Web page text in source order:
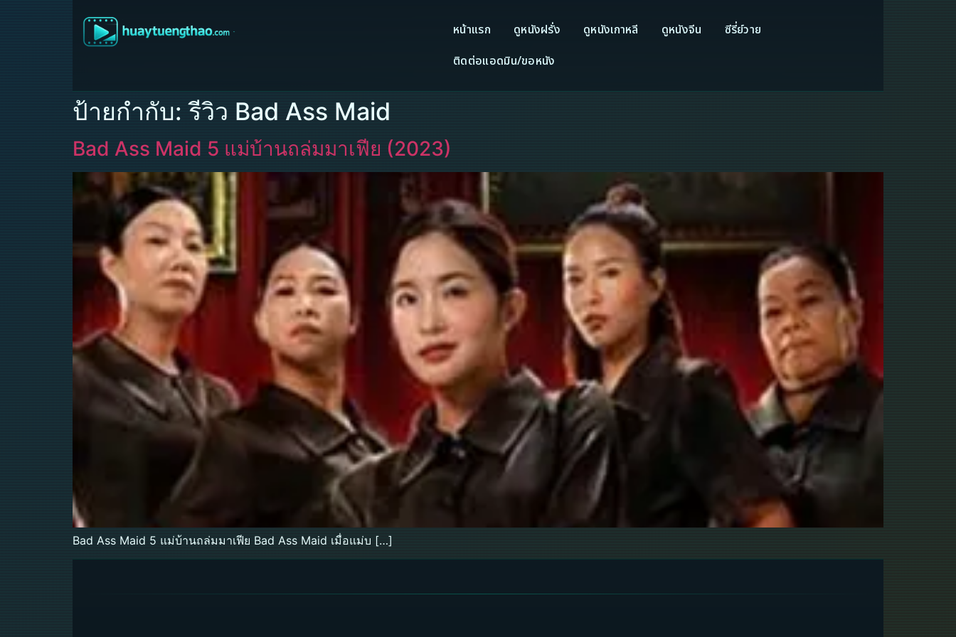
หน้าแรก ดูหนังฝรั่ง ดูหนังเกาหลี ดูหนังจีน
ซีรี่ย์วาย
ติดต่อแอดมิน/ขอหนัง
ป้ายกำกับ:รีวิว Bad Ass Maid
Bad Ass Maid 5 แม่บ้านถล่มมาเฟีย (2023)
Bad Ass Maid 5 แม่บ้านถล่มมาเฟีย Bad Ass Maid เมื่อแม่บ […]